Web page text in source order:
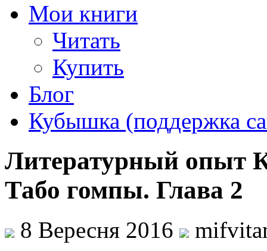
Мои книги
Читать
Купить
Блог
Кубышка (поддержка
Литературный опыт
Табо гомпы. Глава 2
8 Вересня 2016